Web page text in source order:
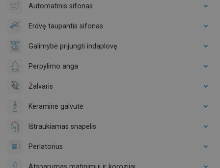
Automatinis sifonas
Erdvę taupantis sifonas
Galimybė prijungti indaplovę
Perpylimo anga
Žalvaris
Keraminė galvutė
Ištraukiamas snapelis
Perlatorius
Atsparumas matinimui ir korozijai